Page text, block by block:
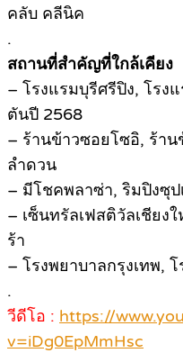
คลับ คลีนิค
.
สถานที่สำคัญที่ใกล้เคียง
– โรงแรมบุรีศรีปิง, โรง
ตันปี 2568
– ร้านข้าวซอยโซอิ, ร้าน
ลำดวน
– มีโชคพลาซ่า, ริมปิงซุป
– เซ็นทรัลเฟสติวัลเชียง
ร้า
– โรงพยาบาลกรุงเทพ,
.
วีดีโอ : https://
v=iDg0EpMmHsc